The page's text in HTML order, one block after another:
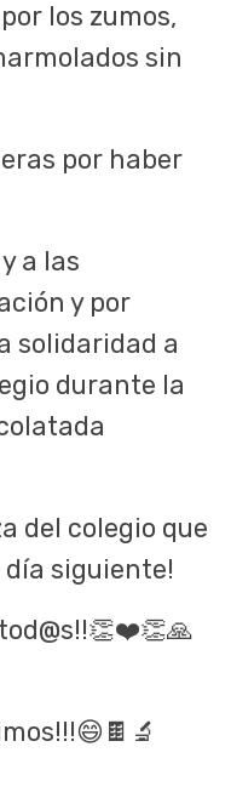
los zumos,
sin
por haber
a las
y por
solidaridad a
durante la
del colegio que
día siguiente!
👏❤️👏🙏
😄🍫🔬